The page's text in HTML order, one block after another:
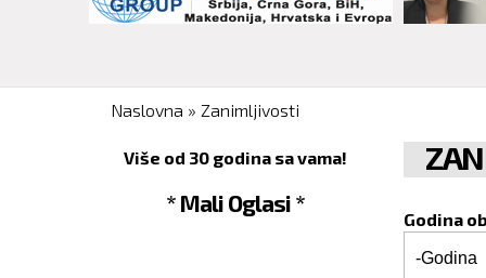
You are here
Naslovna » Zanimljivosti
Više od 30 godina sa vama!
* Mali Oglasi *
Godina